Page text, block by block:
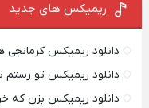
ریمیکس‌ های جدید
دانلود ریمیکس کرمانجی
دانلود ریمیکس تو رستم
دانلود ریمیکس بزن که